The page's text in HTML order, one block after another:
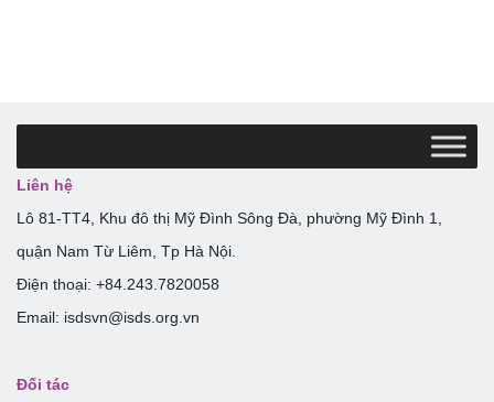
Liên hệ
Lô 81-TT4, Khu đô thị Mỹ Đình Sông Đà, phường Mỹ Đình 1,
quận Nam Từ Liêm, Tp Hà Nội.
Điện thoại: +84.243.7820058
Email: isdsvn@isds.org.vn
Đối tác